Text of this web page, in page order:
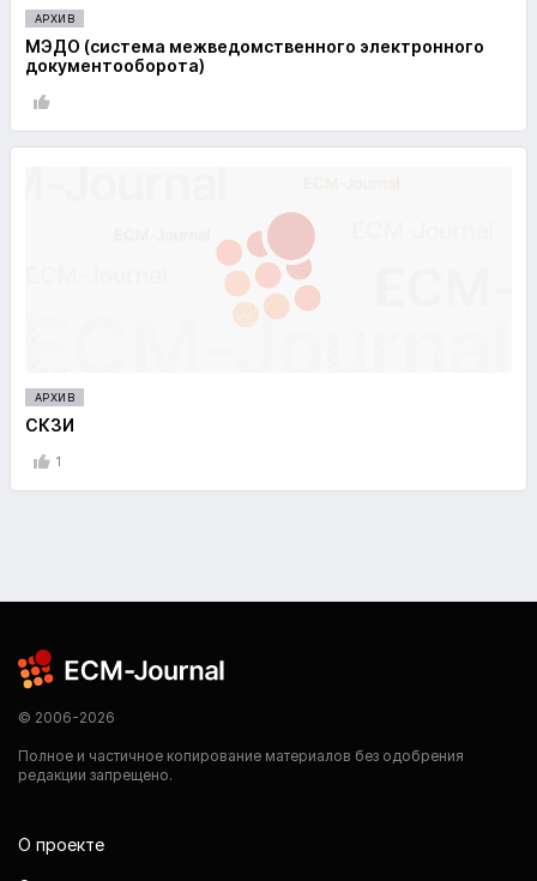
АРХИВ
МЭДО (система межведомственного электронного
документооборота)
АРХИВ
СКЗИ
1
© 2006-2026
Полное и частичное копирование материалов без одобрения
редакции запрещено.
О проекте